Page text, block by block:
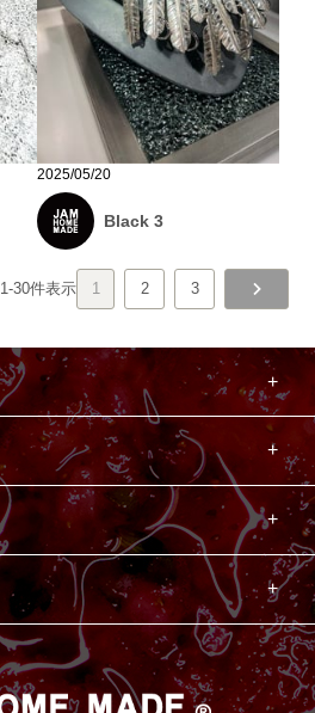
2025/05/20
Black 3
1-30件表示 1 2 3